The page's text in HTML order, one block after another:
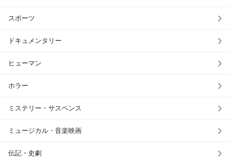
スポーツ
ドキュメンタリー
ヒューマン
ホラー
ミステリー・サスペンス
ミュージカル・音楽映画
伝記・史劇